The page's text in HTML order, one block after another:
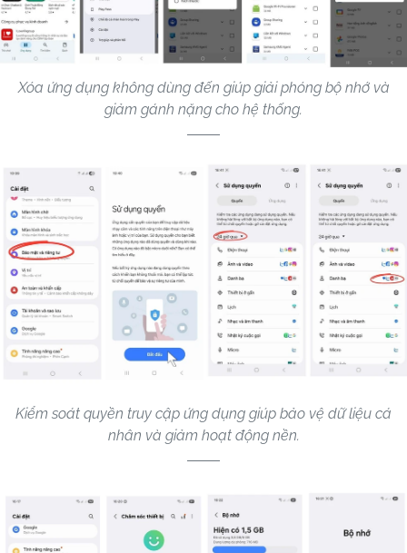
Xóa ứng dụng không dùng đến giúp giải phóng bộ nhớ và
giảm gánh nặng cho hệ thống.
Kiểm soát quyền truy cập ứng dụng giúp bảo vệ dữ liệu cá
nhân và giảm hoạt động nền.